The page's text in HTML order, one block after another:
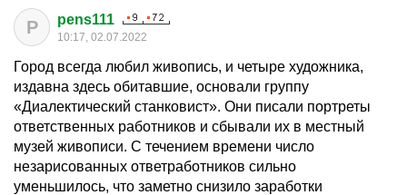
P pens111
10:17, 02.07.2022
Город всегда любил живопись, и четыре художника,
издавна здесь обитавшие, основали группу
«Диалектический станковист». Они писали портреты
ответственных работников и сбывали их в местный
музей живописи. С течением времени число
незарисованных ответработников сильно
уменьшилось, что заметно снизило заработки